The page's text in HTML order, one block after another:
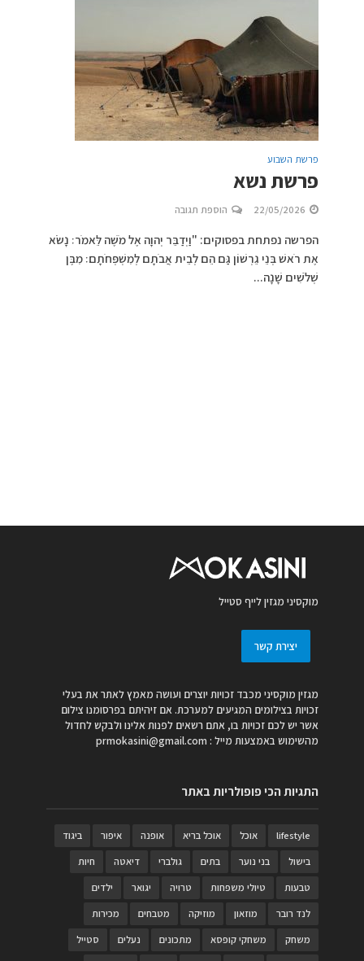
פרשת השבוע
פרשת נשא
22/05/2026 הוספת תגובה
הפרשה נפתחת בפסוקים: "וַיְדַבֵּר יְהוָה אֶל מֹשֶׁה לֵּאמֹר׃ נָשֹׂא
אֶת רֹאשׁ בְּנֵי גֵרְשׁוֹן גַּם הֵם לְבֵית אֲבֹתָם לְמִשְׁפְּחֹתָם׃ מִבֶּן
שְׁלֹשִׁים שָׁנָה...
מוקסיני מגזין לייף סטייל
יצירת קשר
מגזין מוקסיני מכבד זכויות יוצרים ועושה מאמץ לאתר את בעלי
זכויות בצילומים המגיעים למערכת. אם זיהיתם בפרסומנו צילום
אשר יש לכם זכויות בו, אתם רשאים לפנות אלינו ולבקש לחדול
מהשימוש באמצעות מייל : prmokasini@gmail.com
התגיות הכי פופולריות באתר
lifestyle אוכל אוכל בריא אופנה איפור
ביגוד
בישול
בני נוער בתים גולברי דיאטה
חיות
טבעות
טיולי משפחות טרויה יגואר
ילדים
לנד רובר
מוזאון מוזיקה מטבחים
מכירות
משחק
משחקי קופסא מתכונים נעלים
סטייל